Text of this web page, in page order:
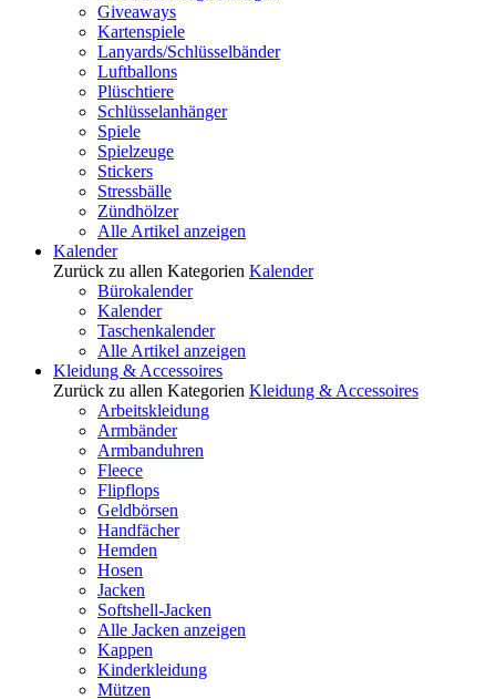
Giveaways
Kartenspiele
Lanyards/Schlüsselbänder
Luftballons
Plüschtiere
Schlüsselanhänger
Spiele
Spielzeuge
Stickers
Stressbälle
Zündhölzer
Alle Artikel anzeigen
Kalender
Zurück zu allen Kategorien Kalender
Bürokalender
Kalender
Taschenkalender
Alle Artikel anzeigen
Kleidung & Accessoires
Zurück zu allen Kategorien Kleidung & Accessoires
Arbeitskleidung
Armbänder
Armbanduhren
Fleece
Flipflops
Geldbörsen
Handfächer
Hemden
Hosen
Jacken
Softshell-Jacken
Alle Jacken anzeigen
Kappen
Kinderkleidung
Mützen